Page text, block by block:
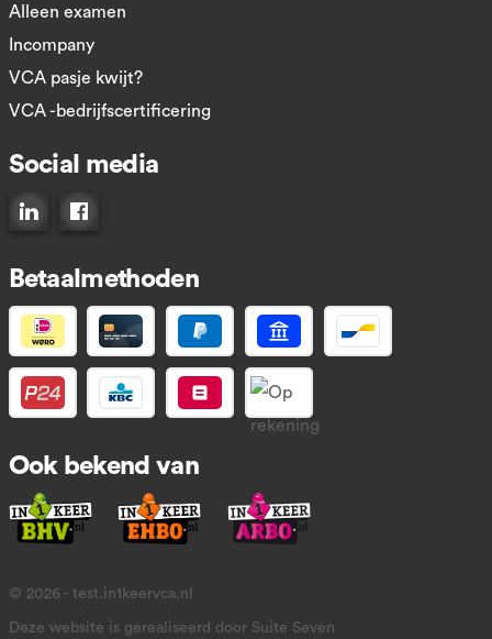
Alleen examen
Incompany
VCA pasje kwijt?
VCA -bedrijfscertificering
Social media
Connect op LinkedIn
Like ons op Facebook
Betaalmethoden
Ook bekend van
© 2026 - test.in1keervca.nl
Deze website is gerealiseerd door Suite Seven